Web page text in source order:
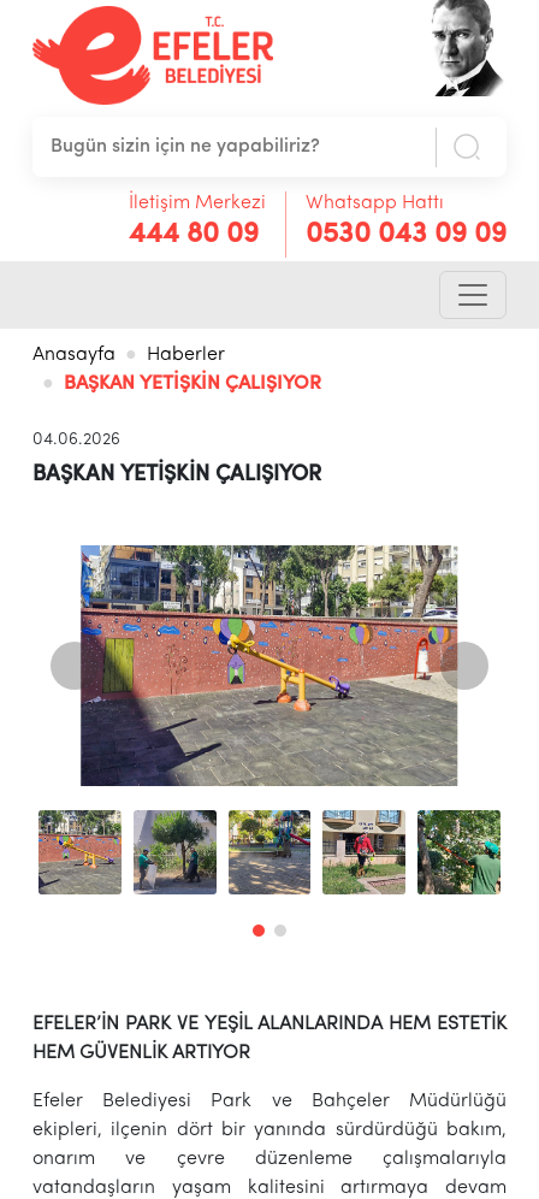
İletişim Merkezi
444 80 09
Whatsapp Hattı
0530 043 09 09
Anasayfa
Haberler
BAŞKAN YETİŞKİN ÇALIŞIYOR
04.06.2026
BAŞKAN YETİŞKİN ÇALIŞIYOR
EFELER’İN PARK VE YEŞİL ALANLARINDA HEM ESTETİK
HEM GÜVENLİK ARTIYOR
Efeler Belediyesi Park ve Bahçeler Müdürlüğü
ekipleri, ilçenin dört bir yanında sürdürdüğü bakım,
onarım ve çevre düzenleme çalışmalarıyla
vatandaşların yaşam kalitesini artırmaya devam